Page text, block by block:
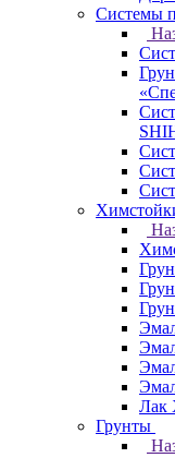
Системы
Лак
Грунты